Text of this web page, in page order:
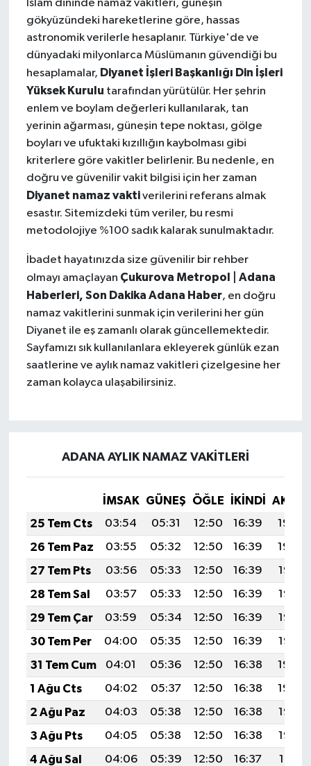
İslam dininde namaz vakitleri, güneşin
gökyüzündeki hareketlerine göre, hassas
astronomik verilerle hesaplanır. Türkiye'de ve
dünyadaki milyonlarca Müslümanın güvendiği bu
hesaplamalar, Diyanet İşleri Başkanlığı Din İşleri
Yüksek Kurulu tarafından yürütülür. Her şehrin
enlem ve boylam değerleri kullanılarak, tan
yerinin ağarması, güneşin tepe noktası, gölge
boyları ve ufuktaki kızıllığın kaybolması gibi
kriterlere göre vakitler belirlenir. Bu nedenle, en
doğru ve güvenilir vakit bilgisi için her zaman
Diyanet namaz vaktiverilerini referans almak
esastır. Sitemizdeki tüm veriler, bu resmi
metodolojiye %100 sadık kalarak sunulmaktadır.
İbadet hayatınızda size güvenilir bir rehber
olmayı amaçlayan Çukurova Metropol | Adana
Haberleri, Son Dakika Adana Haber, en doğru
namaz vakitlerini sunmak için verilerini her gün
Diyanet ile eş zamanlı olarak güncellemektedir.
Sayfamızı sık kullanılanlara ekleyerek günlük ezan
saatlerine ve aylık namaz vakitleri çizelgesine her
zaman kolayca ulaşabilirsiniz.
ADANA AYLIK NAMAZ VAKITLERI
İMSAK GÜNEŞ ÖĞLE İKINDI
25 Tem Cts
03:54 05:31 12:50 16:39
19:59
26 Tem Paz
03:55 05:32 12:50 16:39
19:59
27 Tem Pts
03:56 05:33 12:50 16:39
19:58
28 Tem Sal
03:57 05:33 12:50 16:39
19:57
29 Tem Çar
03:59 05:34 12:50 16:39
19:56
30 Tem Per
04:00 05:35 12:50 16:39
19:55
31 Tem Cum
04:01 05:36 12:50 16:38
19:54
1 Ağu Cts
04:02 05:37 12:50 16:38
19:54
2 Ağu Paz
04:03 05:38 12:50 16:38
19:53
3 Ağu Pts
04:05 05:38 12:50 16:38
19:52
4 Ağu Sal
04:06 05:39 12:50 16:37
19:51